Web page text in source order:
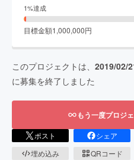
1%達成
目標金額1,000,000円
このプロジェクトは、 2019/02/
に募集を終了しました
もう一度プロジ
ポスト シェア
埋め込み
QRコード